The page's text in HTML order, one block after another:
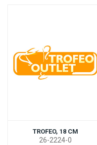
TROFEO, 18 CM
26-2224-0